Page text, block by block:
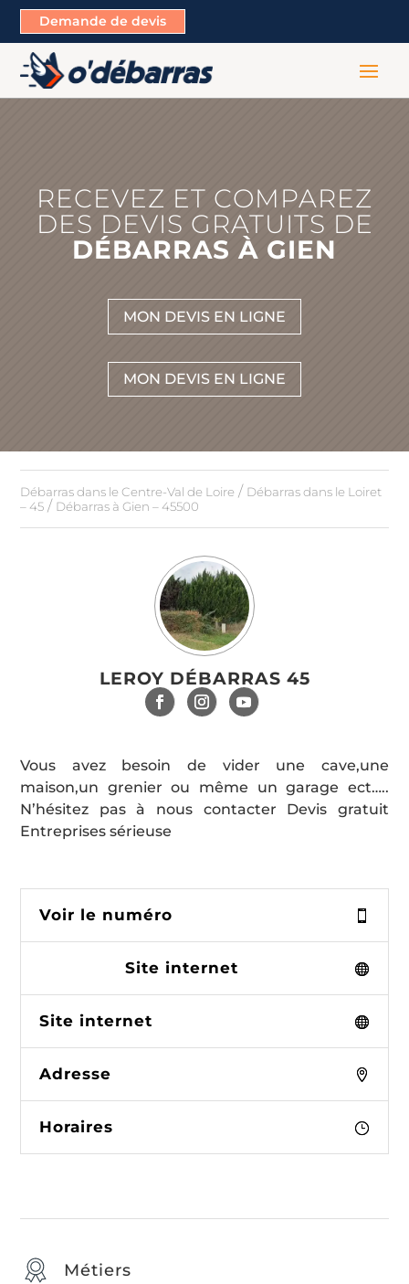
Demande de devis
RECEVEZ ET COMPAREZ
DES DEVIS GRATUITS DE
DÉBARRAS À GIEN
MON DEVIS EN LIGNE
MON DEVIS EN LIGNE
Débarras dans le Centre-Val de Loire / Débarras dans le Loiret
– 45 / Débarras à Gien – 45500
LEROY DÉBARRAS 45
Vous avez besoin de vider une cave,une
maison,un grenier ou même un garage ect…..
N’hésitez pas à nous contacter Devis gratuit
Entreprises sérieuse
Voir le numéro
Site internet
Site internet
Adresse
Horaires
Métiers